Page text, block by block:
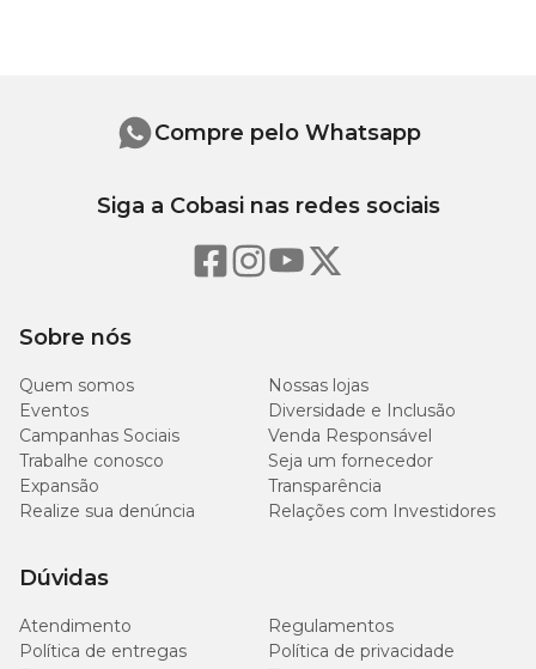
Sobre nós
Quem somos
Nossas lojas
Eventos
Diversidade e Inclusão
Campanhas Sociais
Venda Responsável
Trabalhe conosco
Seja um fornecedor
Expansão
Transparência
Realize sua denúncia
Relações com Investidores
Dúvidas
Atendimento
Regulamentos
Política de entregas
Política de privacidade
Compre pelo Whatsapp
Siga a Cobasi nas redes sociais